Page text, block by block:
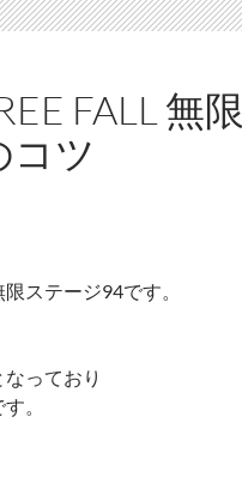
FALL 無限
コツ
ステージ94です。
っており
。
ステージ94 攻略のコツ